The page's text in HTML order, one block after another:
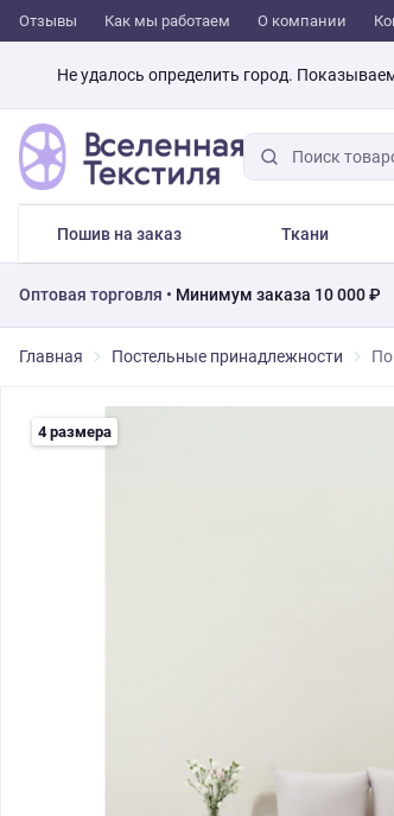
Отзывы Как мы работаем О компании
Не удалось определить город.
Пошив на заказ Ткани
Оптовая торговля • Минимум заказа 10 000 ₽
Главная Постельные принадлежности
4 размера